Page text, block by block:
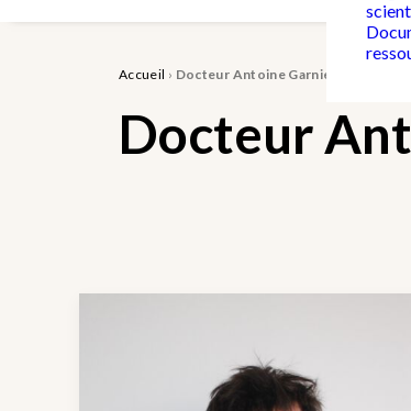
Accueil › Docteur Antoine Garnier Crussard
Docteur